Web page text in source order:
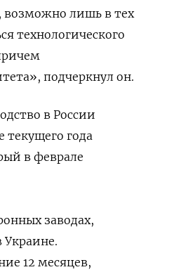
возможно лишь в тех
технологического
подчеркнул он.
в России
текущего года
в феврале
заводах,
12 месяцев,